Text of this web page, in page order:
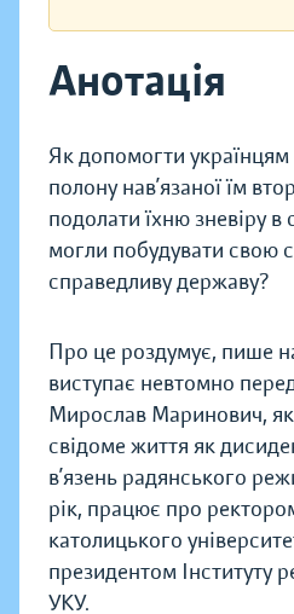
Анотація
Як допомогти українцям
полону нав’язаної їм
подолати їхню зневіру
могли побудувати свою
справедливу державу?
Про це роздумує, пише
виступає невтомно
Мирослав Маринович,
свідоме життя як
в’язень радянського
рік, працює про
католицького
президентом Інституту
УКУ.